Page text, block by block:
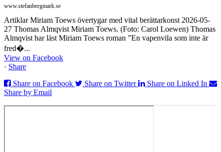
www.stefanbergmark.se
Artiklar Miriam Toews övertygar med vital berättarkonst 2026-05-
27 Thomas Almqvist Miriam Toews. (Foto: Carol Loewen) Thomas
Almqvist har läst Miriam Toews roman ”En vapenvila som inte är
fred�...
View on Facebook
· Share
Share on Facebook
Share on Twitter
Share on Linked In
Share by Email